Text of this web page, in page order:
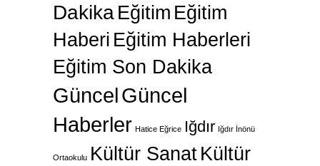
Dakika Eğitim Eğitim
Haberi Eğitim Haberleri
Eğitim Son Dakika
GüncelGüncel
Haberler Hatice Eğrice Iğdır Iğdır İnönü
Ortaokulu Kültür SanatKültür